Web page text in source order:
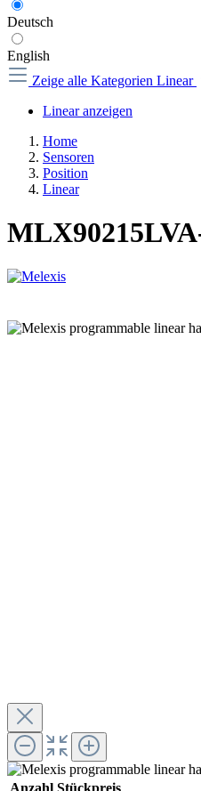
Deutsch
English
Zeige alle Kategorien Linear
Linear anzeigen
Home
Sensoren
Position
Linear
Anzahl Stückpreis